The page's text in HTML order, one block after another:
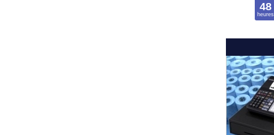
48
heures